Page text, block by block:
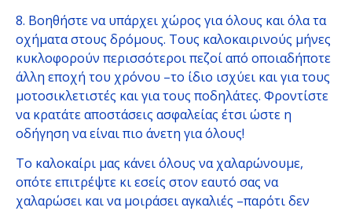
8. Βοηθήστε να υπάρχει χώρος για όλους και όλα τα
οχήματα στους δρόμους. Τους καλοκαιρινούς μήνες
κυκλοφορούν περισσότεροι πεζοί από οποιαδήποτε
άλλη εποχή του χρόνου –το ίδιο ισχύει και για τους
μοτοσικλετιστές και για τους ποδηλάτες. Φροντίστε
να κρατάτε αποστάσεις ασφαλείας έτσι ώστε η
οδήγηση να είναι πιο άνετη για όλους!
Το καλοκαίρι μας κάνει όλους να χαλαρώνουμε,
οπότε επιτρέψτε κι εσείς στον εαυτό σας να
χαλαρώσει και να μοιράσει αγκαλιές –παρότι δεν